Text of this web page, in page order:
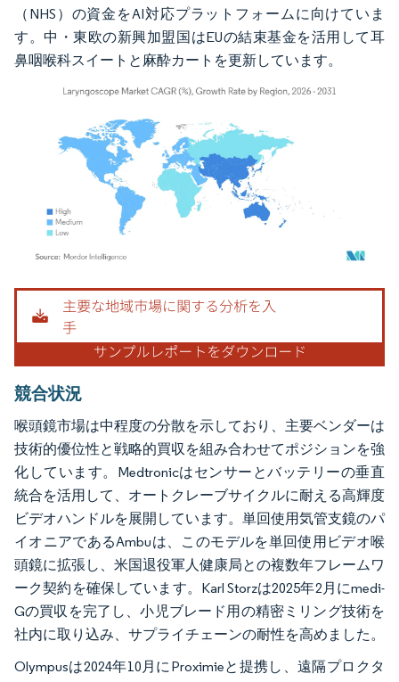
（NHS）の資金をAI対応プラットフォームに向けていま
す。中・東欧の新興加盟国はEUの結束基金を活用して耳
鼻咽喉科スイートと麻酔カートを更新しています。
画像 © Mordor Intelligence。再利用にはCC BY 4.0の表示が必要です。
競合状況
喉頭鏡市場は中程度の分散を示しており、主要ベンダーは
技術的優位性と戦略的買収を組み合わせてポジションを強
化しています。Medtronicはセンサーとバッテリーの垂直
統合を活用して、オートクレーブサイクルに耐える高輝度
ビデオハンドルを展開しています。単回使用気管支鏡のパ
イオニアであるAmbuは、このモデルを単回使用ビデオ喉
頭鏡に拡張し、米国退役軍人健康局との複数年フレームワ
ーク契約を確保しています。Karl Storzは2025年2月にmedi-
Gの買収を完了し、小児ブレード用の精密ミリング技術を
社内に取り込み、サプライチェーンの耐性を高めました。
Olympusは2024年10月にProximieと提携し、遠隔プロクタ